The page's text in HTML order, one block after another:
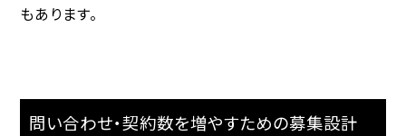
もあります。
問い合わせ・契約数を増やすための募集設計